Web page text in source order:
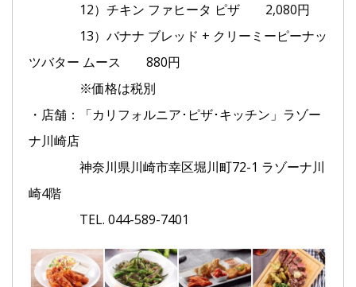
12）チキン ファヒータ ピザ 2,080円
13）バナナ ブレッド + クリーミーピーナッ
ツバター ムース 880円
※価格は税別
・店舗：「カリフォルニア･ピザ･キッチン」ラゾー
ナ川崎店
神奈川県川崎市幸区堀川町72-1 ラゾーナ川
崎4階
TEL. 044-589-7401